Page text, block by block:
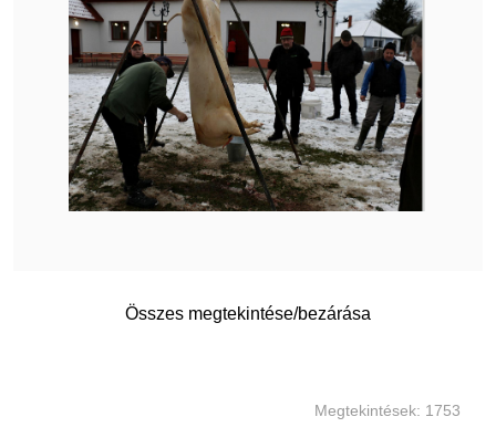
Összes megtekintése/bezárása
Megtekintések: 1753